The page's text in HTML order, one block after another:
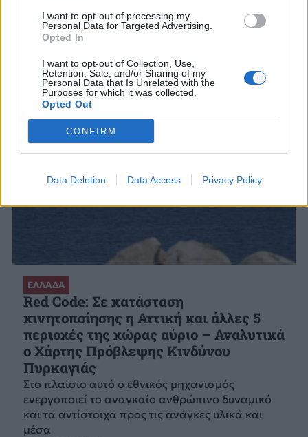
I want to opt-out of processing my
Personal Data for Targeted Advertising.
Opted In
I want to opt-out of Collection, Use,
Retention, Sale, and/or Sharing of my
Personal Data that Is Unrelated with the
Purposes for which it was collected.
Opted Out
CONFIRM
Data Deletion Data Access Privacy Policy
Μετεωρολογική Υπηρεσία
9 ΑΥΓ. 2026, 07:39
ΕΛΛΑΔΑ
Red Code: Σε κατάσταση
κινητοποίησης η Αττική και άλλες 5
περιοχές της χώρας αύριο – Αναλυτικά
ο Χάρτης Πρόβλεψης Κινδύνου
Πυρκαγιάς
Στο πλαίσιο αυτό ο εθνικός μηχανισμός
ενεργοποιεί το αναγκαίο ανθρώπινο δυναμικό
και τα αντίστοιχα προς τις ανάγκες υλικά και
μέσα